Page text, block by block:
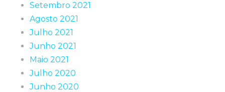
Setembro 2021
Agosto 2021
Julho 2021
Junho 2021
Maio 2021
Julho 2020
Junho 2020